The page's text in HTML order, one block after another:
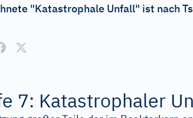
"Katastrophale Unfall" ist nach
7: Katastrophaler